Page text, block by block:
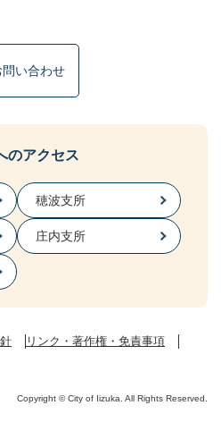
問い合わせ
のアクセス
穂波支所
庄内支所
リンク・著作権・免責事項
Copyright © City of Iizuka. All Rights Reserved.